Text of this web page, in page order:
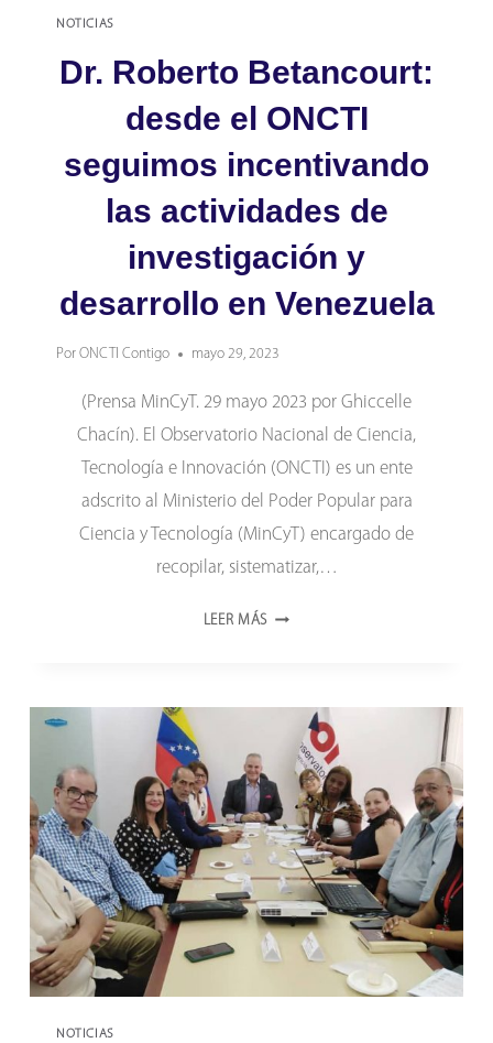
NOTICIAS
Dr. Roberto Betancourt:
desde el ONCTI
seguimos incentivando
las actividades de
investigación y
desarrollo en Venezuela
Por ONCTI Contigo mayo 29, 2023
(Prensa MinCyT. 29 mayo 2023 por Ghiccelle
Chacín). El Observatorio Nacional de Ciencia,
Tecnología e Innovación (ONCTI) es un ente
adscrito al Ministerio del Poder Popular para
Ciencia y Tecnología (MinCyT) encargado de
recopilar, sistematizar,…
LEER MÁS DR.
ONCTI
SEGUIMOS
INCENTIVANDO
LAS
ACTIVIDADES
DE
INVESTIGACIÓN
Y
DESARROLLO
NOTICIAS